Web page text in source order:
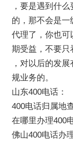
，要是遇到什
的，那不会是一
代理了，你也可
期受益，不要只
，对以后的发
规业务的。
山东400电话：
400电话归属地
在哪里办理400
佛山400电话办